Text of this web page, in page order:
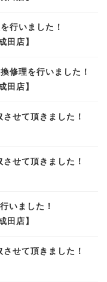
行いました！
田店】
修理を行いました！
田店】
せて頂きました！
せて頂きました！
いました！
田店】
せて頂きました！